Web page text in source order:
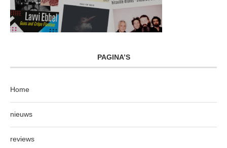
PAGINA’S
Home
nieuws
reviews